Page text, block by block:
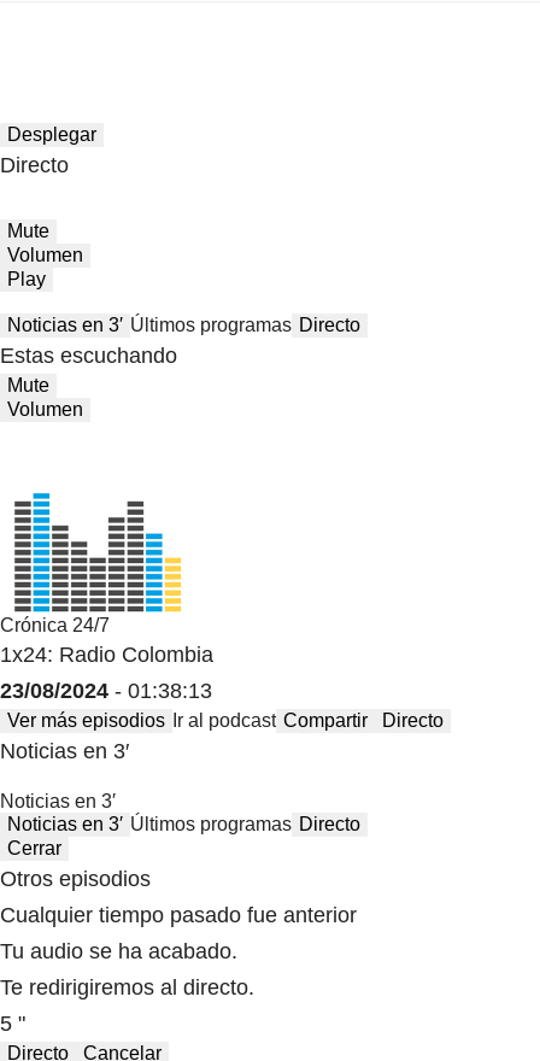
Desplegar
Directo
Mute
Volumen
Play
Noticias en 3′ Últimos programas Directo
Estas escuchando
Mute
Volumen
Crónica 24/7
1x24: Radio Colombia
23/08/2024 - 01:38:13
Ver más episodios Ir al podcast Compartir Directo
Noticias en 3′
Noticias en 3′
Noticias en 3′ Últimos programas Directo
Cerrar
Otros episodios
Cualquier tiempo pasado fue anterior
Tu audio se ha acabado.
Te redirigiremos al directo.
5 "
Directo Cancelar